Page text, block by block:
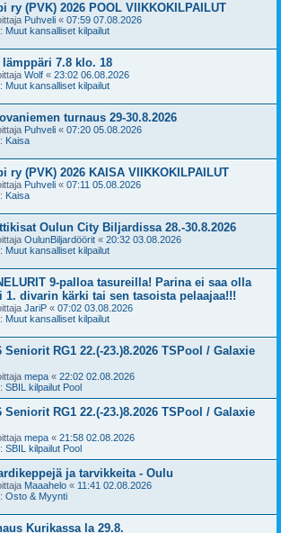
ry (PVK) 2026 POOL VIIKKOKILPAILUT
Puhveli « 07:59 07.08.2026
Muut kansalliset kilpailut
lämppäri 7.8 klo. 18
Wolf « 23:02 06.08.2026
Muut kansalliset kilpailut
turnaus 29-30.8.2026
Puhveli « 07:20 05.08.2026
Kaisa
ry (PVK) 2026 KAISA VIIKKOKILPAILUT
Puhveli « 07:11 05.08.2026
Kaisa
Oulun City Biljardissa 28.-30.8.2026
OulunBiljardöörit « 20:32 03.08.2026
Muut kansalliset kilpailut
9-palloa tasureilla! Parina ei saa olla
1. divarin kärki tai sen tasoista pelaajaa!!!
JariP « 07:02 03.08.2026
Muut kansalliset kilpailut
Seniorit RG1 22.(-23.)8.2026 TSPool / Galaxie
mepa « 22:02 02.08.2026
SBIL kilpailut Pool
Seniorit RG1 22.(-23.)8.2026 TSPool / Galaxie
mepa « 21:58 02.08.2026
SBIL kilpailut Pool
ja tarvikkeita - Oulu
Maaahelo « 11:41 02.08.2026
Osto & Myynti
Kurikassa la 29.8.